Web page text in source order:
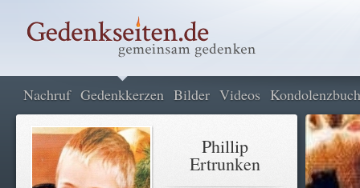
Nachruf Gedenkkerzen Bilder Videos Kondolenzbuch
Phillip
Ertrunken